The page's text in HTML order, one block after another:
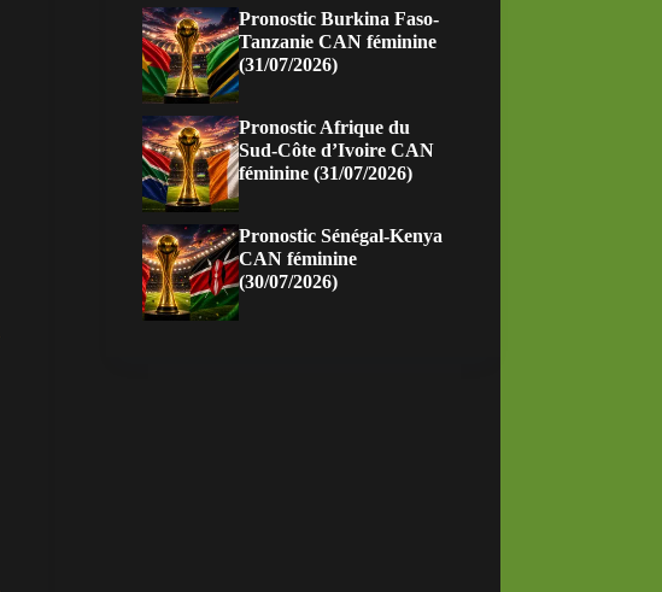
Pronostic Burkina Faso-
Tanzanie CAN féminine
(31/07/2026)
Pronostic Afrique du
Sud-Côte d’Ivoire CAN
féminine (31/07/2026)
Pronostic Sénégal-Kenya
CAN féminine
(30/07/2026)